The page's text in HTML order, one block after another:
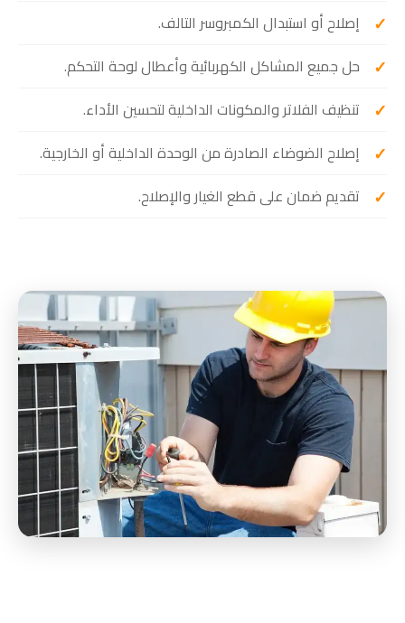
إصلاح أو استبدال الكمبروسر التالف.
حل جميع المشاكل الكهربائية وأعطال لوحة التحكم.
تنظيف الفلاتر والمكونات الداخلية لتحسين الأداء.
إصلاح الضوضاء الصادرة من الوحدة الداخلية أو الخارجية.
تقديم ضمان على قطع الغيار والإصلاح.